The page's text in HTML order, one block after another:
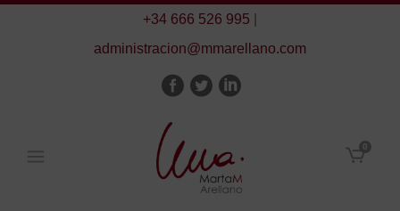
+34 666 526 995
administracion@mmarellano.com
0